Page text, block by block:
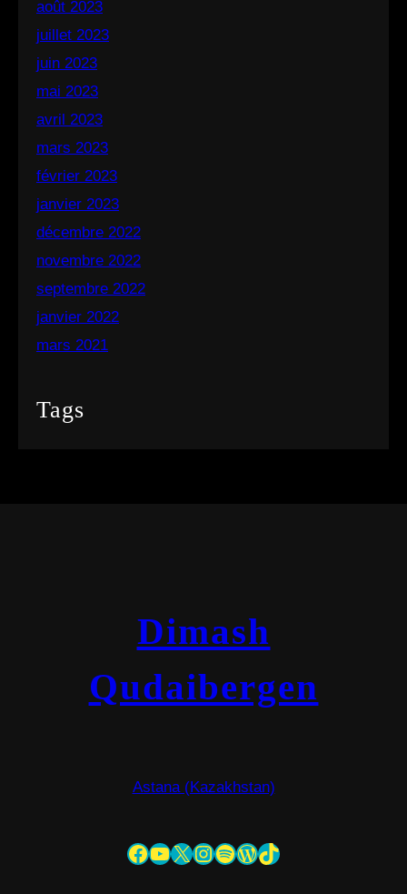
août 2023
juillet 2023
juin 2023
mai 2023
avril 2023
mars 2023
février 2023
janvier 2023
décembre 2022
novembre 2022
septembre 2022
janvier 2022
mars 2021
Tags
Dimash
Qudaibergen
Astana (Kazakhstan)
Facebook YouTube X InstagramSpotify WordPress TikTok